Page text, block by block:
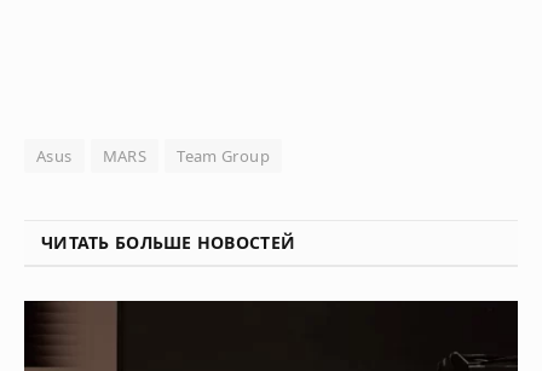
Asus MARS Team Group
ЧИТАТЬ БОЛЬШЕ НОВОСТЕЙ